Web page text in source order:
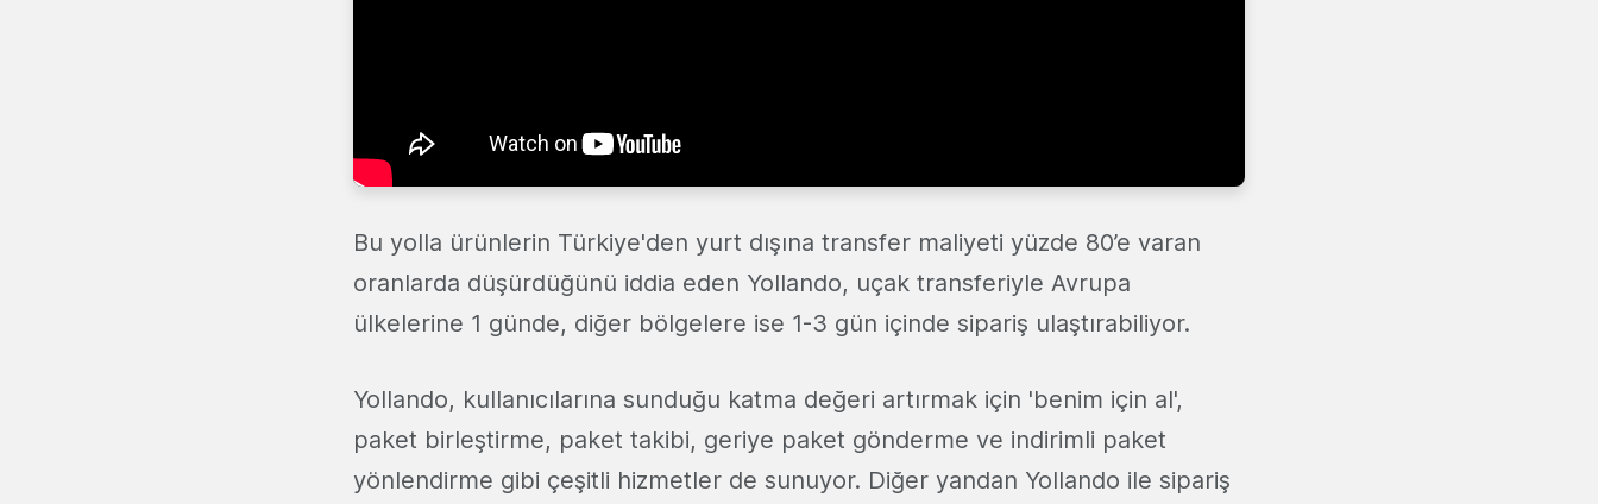
Bu yolla ürünlerin Türkiye'den yurt dışına transfer maliyeti yüzde 80’e varan
oranlarda düşürdüğünü iddia eden Yollando, uçak transferiyle Avrupa
ülkelerine 1 günde, diğer bölgelere ise 1-3 gün içinde sipariş ulaştırabiliyor.
Yollando, kullanıcılarına sunduğu katma değeri artırmak için 'benim için al',
paket birleştirme, paket takibi, geriye paket gönderme ve indirimli paket
yönlendirme gibi çeşitli hizmetler de sunuyor. Diğer yandan Yollando ile sipariş